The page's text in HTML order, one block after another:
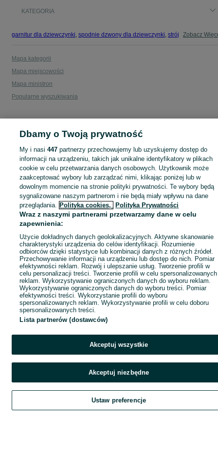
KATEGORIA
garnitur dla dziewczynki, spodnie dzwony dla dziewczynki, strój Zobacz
Mapa kategorii
Mapa miejscowości
Mapa ministron
Popularne wyszukiwania
Szukaj Obserwujesz Dodaj Czat
Dbamy o Twoją prywatność
My i nasi447 partnerzy przechowujemy lub uzyskujemy dostęp do
informacji na urządzeniu, takich jak unikalne identyfikatory w plikach
cookie w celu przetwarzania danych osobowych. Użytkownik może
zaakceptować wybory lub zarządzać nimi, klikając poniżej lub w
dowolnym momencie na stronie polityki prywatności. Te wybory będą
sygnalizowane naszym partnerom i nie będą miały wpływu na dane
przeglądania. Polityka cookies, Polityka Prywatności
Wraz z naszymi partnerami przetwarzamy dane w celu
zapewnienia:
Użycie dokładnych danych geolokalizacyjnych. Aktywne skanowanie
charakterystyki urządzenia do celów identyfikacji. Rozumienie
odbiorców dzięki statystyce lub kombinacji danych z różnych źródeł.
Przechowywanie informacji na urządzeniu lub dostęp do nich. Pomiar
efektywności reklam. Rozwój i ulepszanie usług. Tworzenie profili w
celu personalizacji treści. Tworzenie profili w celu spersonalizowanych
reklam. Wykorzystywanie ograniczonych danych do wyboru reklam.
Wykorzystywanie ograniczonych danych do wyboru treści. Pomiar
efektywności treści. Wykorzystanie profili do wyboru
spersonalizowanych reklam. Wykorzystywanie profili w celu doboru
spersonalizowanych treści.
Lista partnerów (dostawców)
Akceptuj wszystkie
Akceptuj niezbędne
Ustaw preferencje